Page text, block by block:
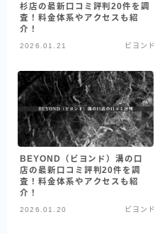
杉店の最新口コミ評判20件を調
査！料金体系やアクセスも紹
介！
2026.01.21 ビヨンド
BEYOND（ビヨンド）溝の口
店の最新口コミ評判20件を調
査！料金体系やアクセスも紹
介！
2026.01.20 ビヨンド